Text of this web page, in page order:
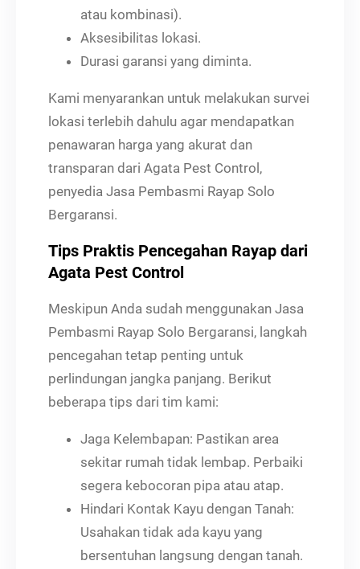
atau kombinasi).
Aksesibilitas lokasi.
Durasi garansi yang diminta.
Kami menyarankan untuk melakukan survei
lokasi terlebih dahulu agar mendapatkan
penawaran harga yang akurat dan
transparan dari Agata Pest Control,
penyedia Jasa Pembasmi Rayap Solo
Bergaransi.
Tips Praktis Pencegahan Rayap dari
Agata Pest Control
Meskipun Anda sudah menggunakan Jasa
Pembasmi Rayap Solo Bergaransi, langkah
pencegahan tetap penting untuk
perlindungan jangka panjang. Berikut
beberapa tips dari tim kami:
Jaga Kelembapan: Pastikan area
sekitar rumah tidak lembap. Perbaiki
segera kebocoran pipa atau atap.
Hindari Kontak Kayu dengan Tanah:
Usahakan tidak ada kayu yang
bersentuhan langsung dengan tanah.